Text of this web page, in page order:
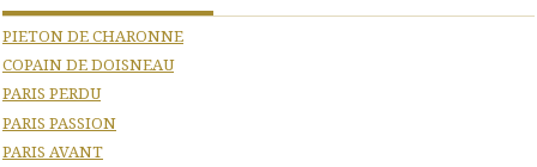
PIETON DE CHARONNE
COPAIN DE DOISNEAU
PARIS PERDU
PARIS PASSION
PARIS AVANT